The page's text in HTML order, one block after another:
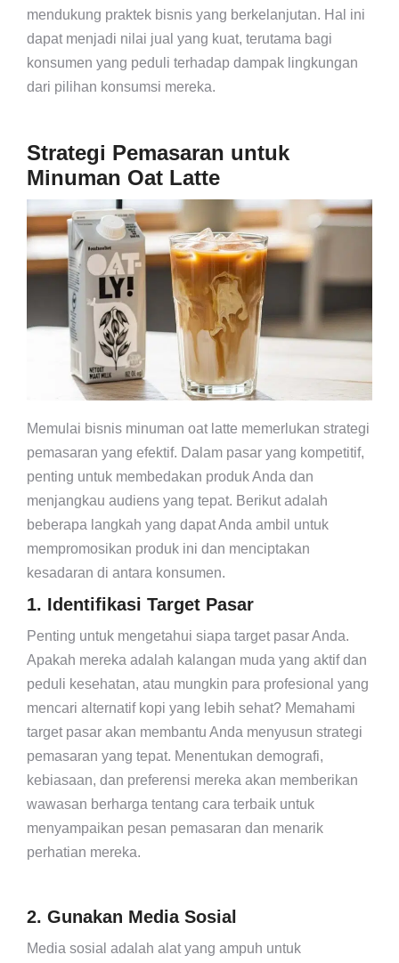
mendukung praktek bisnis yang berkelanjutan. Hal ini
dapat menjadi nilai jual yang kuat, terutama bagi
konsumen yang peduli terhadap dampak lingkungan
dari pilihan konsumsi mereka.
Strategi Pemasaran untuk
Minuman Oat Latte
Memulai bisnis minuman oat latte memerlukan strategi
pemasaran yang efektif. Dalam pasar yang kompetitif,
penting untuk membedakan produk Anda dan
menjangkau audiens yang tepat. Berikut adalah
beberapa langkah yang dapat Anda ambil untuk
mempromosikan produk ini dan menciptakan
kesadaran di antara konsumen.
1. Identifikasi Target Pasar
Penting untuk mengetahui siapa target pasar Anda.
Apakah mereka adalah kalangan muda yang aktif dan
peduli kesehatan, atau mungkin para profesional yang
mencari alternatif kopi yang lebih sehat? Memahami
target pasar akan membantu Anda menyusun strategi
pemasaran yang tepat. Menentukan demografi,
kebiasaan, dan preferensi mereka akan memberikan
wawasan berharga tentang cara terbaik untuk
menyampaikan pesan pemasaran dan menarik
perhatian mereka.
2. Gunakan Media Sosial
Media sosial adalah alat yang ampuh untuk